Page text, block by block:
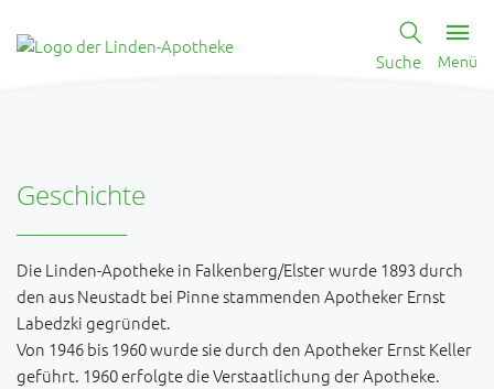
Suche Menü
Geschichte
Die Linden-Apotheke in Falkenberg/Elster wurde 1893 durch
den aus Neustadt bei Pinne stammenden Apotheker Ernst
Labedzki gegründet.
Von 1946 bis 1960 wurde sie durch den Apotheker Ernst Keller
geführt. 1960 erfolgte die Verstaatlichung der Apotheke.